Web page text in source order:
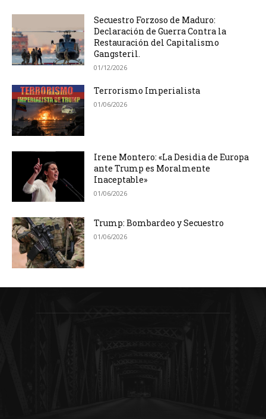
Secuestro Forzoso de Maduro:
Declaración de Guerra Contra la
Restauración del Capitalismo
Gangsteril.
01/12/2026
Terrorismo Imperialista
01/06/2026
Irene Montero: «La Desidia de Europa
ante Trump es Moralmente
Inaceptable»
01/06/2026
Trump: Bombardeo y Secuestro
01/06/2026